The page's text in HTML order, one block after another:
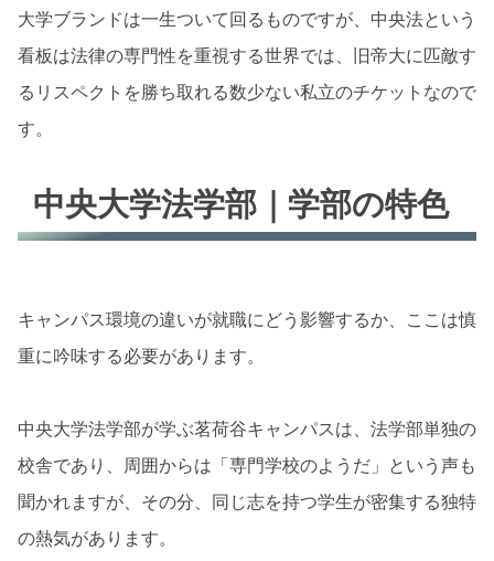
大学ブランドは一生ついて回るものですが、中央法という
看板は法律の専門性を重視する世界では、旧帝大に匹敵す
るリスペクトを勝ち取れる数少ない私立のチケットなので
す。
中央大学法学部｜学部の特色
キャンパス環境の違いが就職にどう影響するか、ここは慎
重に吟味する必要があります。
中央大学法学部が学ぶ茗荷谷キャンパスは、法学部単独の
校舎であり、周囲からは「専門学校のようだ」という声も
聞かれますが、その分、同じ志を持つ学生が密集する独特
の熱気があります。